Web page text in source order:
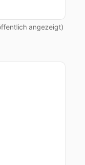
angezeigt)